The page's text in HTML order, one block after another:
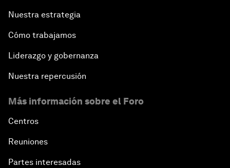
Nuestra estrategia
Cómo trabajamos
Liderazgo y gobernanza
Nuestra repercusión
Más información sobre el Foro
Centros
Reuniones
Partes interesadas